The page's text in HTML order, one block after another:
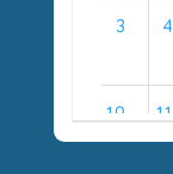
3 4
10 11